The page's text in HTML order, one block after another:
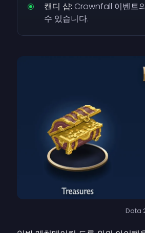
캔디 샵: Crownfall 이벤트
수 있습니다.
Dota